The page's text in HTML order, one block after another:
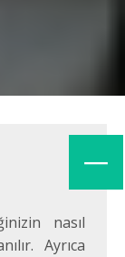
nasıl
Ayrıca